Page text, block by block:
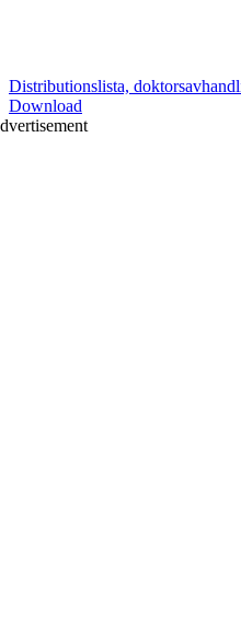
Distributionslista,
Download